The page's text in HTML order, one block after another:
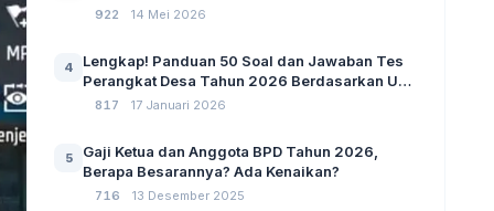
Kebangsaan, dan Komputer Beserta Jawaban
922 14 Mei 2026
4
Lengkap! Panduan 50 Soal dan Jawaban Tes
Perangkat Desa Tahun 2026 Berdasarkan UU
No 3 Tahun 2024
817 17 Januari 2026
5
Gaji Ketua dan Anggota BPD Tahun 2026,
Berapa Besarannya? Ada Kenaikan?
716 13 Desember 2025